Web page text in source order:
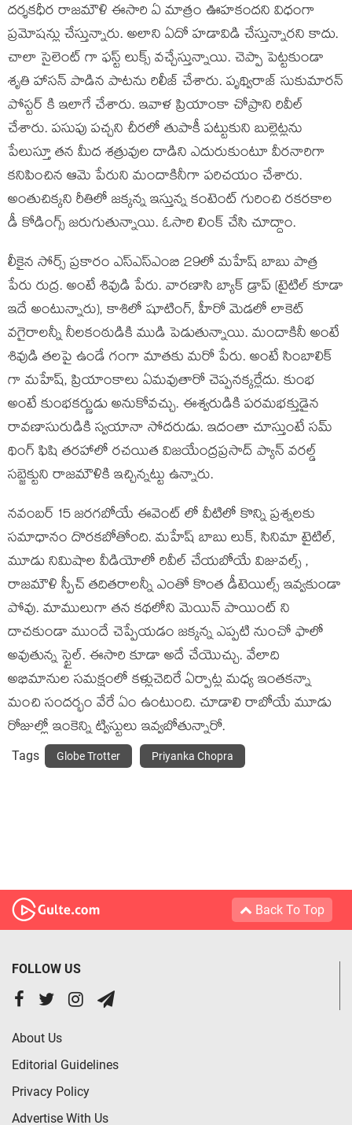
దర్శకధీర రాజమౌళి ఈసారి ఏ మాత్రం ఊహకందని విధంగా
ప్రమోషన్లు చేస్తున్నారు. అలాని ఏదో హడావిడి చేస్తున్నారని కాదు.
చాలా సైలెంట్ గా ఫస్ట్ లుక్స్ వచ్చేస్తున్నాయి. చెప్పా పెట్టకుండా
శృతి హాసన్ పాడిన పాటను రిలీజ్ చేశారు. పృథ్విరాజ్ సుకుమారన్
పోస్టర్ కి ఇలాగే చేశారు. ఇవాళ ప్రియాంకా చోప్రాని రివీల్
చేశారు. పసుపు పచ్చని చీరలో తుపాకీ పట్టుకుని బుల్లెట్లను
పేలుస్తూ తన మీద శత్రువుల దాడిని ఎదురుకుంటూ వీరనారిగా
కనిపించిన ఆమె పేరుని మందాకినీగా పరిచయం చేశారు.
అంతుచిక్కని రీతిలో జక్కన్న ఇస్తున్న కంటెంట్ గురించి రకరకాల
డీ కోడింగ్స్ జరుగుతున్నాయి. ఓసారి లింక్ చేసి చూద్దాం.
లీకైన సోర్స్ ప్రకారం ఎస్ఎస్ఎంబి 29లో మహేష్ బాబు పాత్ర
పేరు రుద్ర. అంటే శివుడి పేరు. వారణాసి బ్యాక్ డ్రాప్ (టైటిల్ కూడా
ఇదే అంటున్నారు), కాశిలో షూటింగ్, హీరో మెడలో లాకెట్
వగైరాలన్నీ నీలకంఠుడికి ముడి పెడుతున్నాయి. మందాకినీ అంటే
శివుడి తలపై ఉండే గంగా మాతకు మరో పేరు. అంటే సింబాలిక్
గా మహేష్, ప్రియాంకాలు ఏమవుతారో చెప్పనక్కర్లేదు. కుంభ
అంటే కుంభకర్ణుడు అనుకోవచ్చు. ఈశ్వరుడికి పరమభక్తుడైన
రావణాసురుడికి స్వయానా సోదరుడు. ఇదంతా చూస్తుంటే సమ్
థింగ్ ఫిషి తరహాలో రచయిత విజయేంద్రప్రసాద్ ప్యాన్ వరల్డ్
సబ్జెక్టుని రాజమౌళికి ఇచ్చిన్నట్టు ఉన్నారు.
నవంబర్ 15 జరగబోయే ఈవెంట్ లో వీటిలో కొన్ని ప్రశ్నలకు
సమాధానం దొరకబోతోంది. మహేష్ బాబు లుక్, సినిమా టైటిల్,
మూడు నిమిషాల వీడియోలో రివీల్ చేయబోయే విజువల్స్ ,
రాజమౌళి స్పీచ్ తదితరాలన్నీ ఎంతో కొంత డీటెయిల్స్ ఇవ్వకుండా
పోవు. మాములుగా తన కథలోని మెయిన్ పాయింట్ ని
దాచకుండా ముందే చెప్పేయడం జక్కన్న ఎప్పటి నుంచో ఫాలో
అవుతున్న స్టైల్. ఈసారి కూడా అదే చేయొచ్చు. వేలాది
అభిమానుల సమక్షంలో కళ్లుచెదిరే ఏర్పాట్ల మధ్య ఇంతకన్నా
మంచి సందర్భం వేరే ఏం ఉంటుంది. చూడాలి రాబోయే మూడు
రోజుల్లో ఇంకెన్ని ట్విస్టులు ఇవ్వబోతున్నారో.
Tags Globe Trotter Priyanka Chopra
Back To Top
FOLLOW US
About Us
Editorial Guidelines
Privacy Policy
Advertise With Us